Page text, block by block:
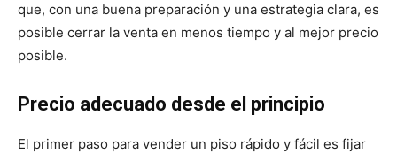
que, con una buena preparación y una estrategia clara, es
posible cerrar la venta en menos tiempo y al mejor precio
posible.
Precio adecuado desde el principio
El primer paso para vender un piso rápido y fácil es fijar